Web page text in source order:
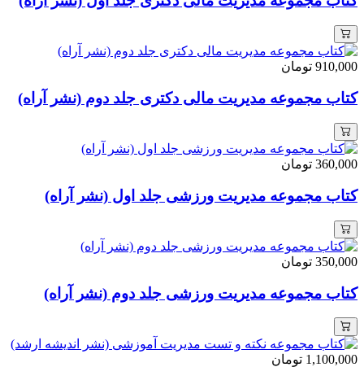
910,000 تومان
کتاب مجموعه مدیریت مالی دکتری جلد دوم (نشر آراه)
360,000 تومان
کتاب مجموعه مدیریت ورزشی جلد اول (نشر آراه)
350,000 تومان
کتاب مجموعه مدیریت ورزشی جلد دوم (نشر آراه)
1,100,000 تومان